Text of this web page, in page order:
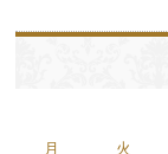
月 火